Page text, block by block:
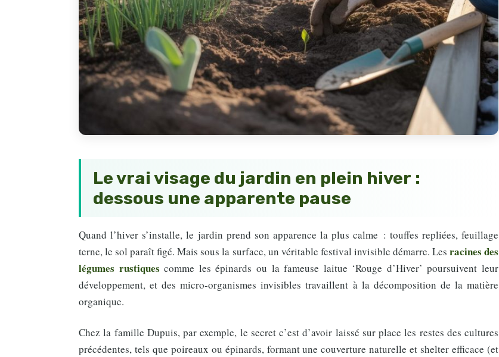
Le vrai visage du jardin en plein hiver :
dessous une apparente pause
Quand l’hiver s’installe, le jardin prend son apparence la plus calme : touffes repliées, feuillage
terne, le sol paraît figé. Mais sous la surface, un véritable festival invisible démarre. Les racines des
légumes rustiques comme les épinards ou la fameuse laitue ‘Rouge d’Hiver’ poursuivent leur
développement, et des micro-organismes invisibles travaillent à la décomposition de la matière
organique.
Chez la famille Dupuis, par exemple, le secret c’est d’avoir laissé sur place les restes des cultures
précédentes, tels que poireaux ou épinards, formant une couverture naturelle et shelter efficace (et